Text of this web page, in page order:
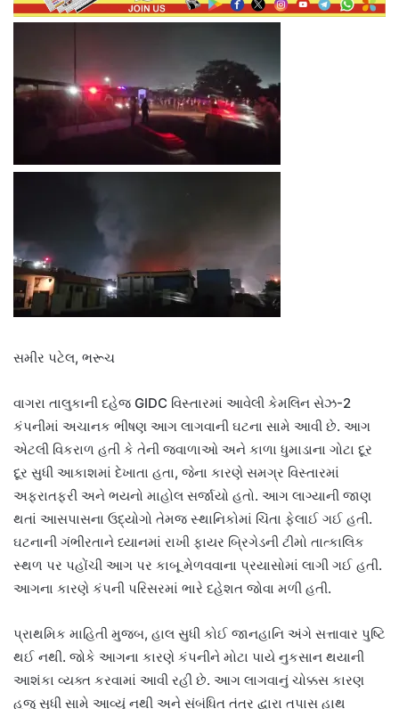
સમીર પટેલ, ભરૂચ
વાગરા તાલુકાની દહેજ GIDC વિસ્તારમાં આવેલી કેમલિન સેઝ-2
કંપનીમાં અચાનક ભીષણ આગ લાગવાની ઘટના સામે આવી છે. આગ
એટલી વિકરાળ હતી કે તેની જ્વાળાઓ અને કાળા ધુમાડાના ગોટા દૂર
દૂર સુધી આકાશમાં દેખાતા હતા, જેના કારણે સમગ્ર વિસ્તારમાં
અફરાતફરી અને ભયનો માહોલ સર્જાયો હતો. આગ લાગ્યાની જાણ
થતાં આસપાસના ઉદ્યોગો તેમજ સ્થાનિકોમાં ચિંતા ફેલાઈ ગઈ હતી.
ઘટનાની ગંભીરતાને ધ્યાનમાં રાખી ફાયર બ્રિગેડની ટીમો તાત્કાલિક
સ્થળ પર પહોંચી આગ પર કાબૂ મેળવવાના પ્રયાસોમાં લાગી ગઈ હતી.
આગના કારણે કંપની પરિસરમાં ભારે દહેશત જોવા મળી હતી.
પ્રાથમિક માહિતી મુજબ, હાલ સુધી કોઈ જાનહાનિ અંગે સત્તાવાર પુષ્ટિ
થઈ નથી. જોકે આગના કારણે કંપનીને મોટા પાયે નુકસાન થયાની
આશંકા વ્યક્ત કરવામાં આવી રહી છે. આગ લાગવાનું ચોક્કસ કારણ
હજુ સુધી સામે આવ્યું નથી અને સંબંધિત તંત્ર દ્વારા તપાસ હાથ